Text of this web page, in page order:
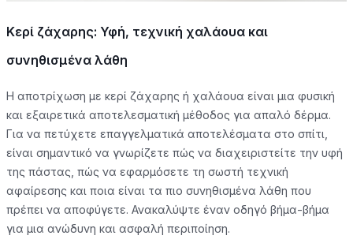
Κερί ζάχαρης: Υφή, τεχνική χαλάουα και
συνηθισμένα λάθη
Η αποτρίχωση με κερί ζάχαρης ή χαλάουα είναι μια φυσική
και εξαιρετικά αποτελεσματική μέθοδος για απαλό δέρμα.
Για να πετύχετε επαγγελματικά αποτελέσματα στο σπίτι,
είναι σημαντικό να γνωρίζετε πώς να διαχειριστείτε την υφή
της πάστας, πώς να εφαρμόσετε τη σωστή τεχνική
αφαίρεσης και ποια είναι τα πιο συνηθισμένα λάθη που
πρέπει να αποφύγετε. Ανακαλύψτε έναν οδηγό βήμα-βήμα
για μια ανώδυνη και ασφαλή περιποίηση.